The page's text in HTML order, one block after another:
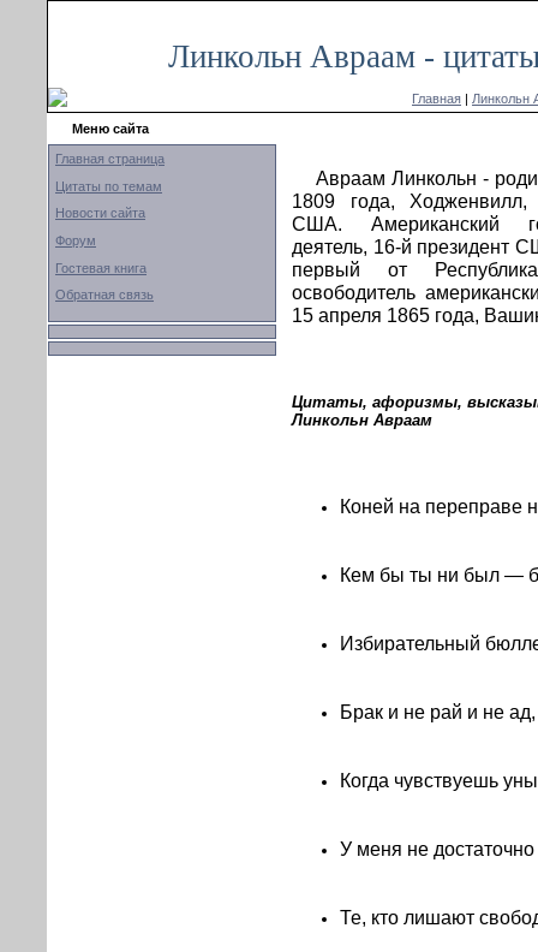
Линкольн Авраам -
Главная | Линкольн
Меню сайта
Главная страница
Цитаты по темам
Новости сайта
Форум
Гостевая книга
Обратная связь
Авраам Линкольн -
1809 года, Ходженвилл,
США. Американский
деятель, 16-й президент
первый от
освободитель
15 апреля 1865 года,
Цитаты, афоризмы,
Линкольн Авраам
Коней на переправе
Кем бы ты ни был —
Избирательный
Брак и не рай и не
Когда чувствуешь
У меня не
Те, кто лишают